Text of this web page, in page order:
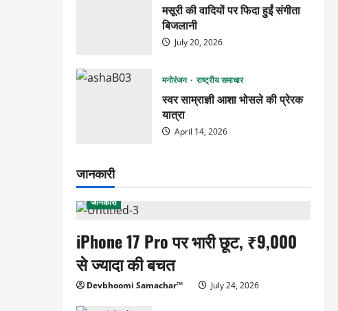
मसूरी की वादियों पर फिदा हुईं संगीता
बिजलानी
July 20, 2026
मनोरंजन राष्ट्रीय समाचार
स्वर साम्राज्ञी आशा भोसले की प्रेरक
यात्रा
April 14, 2026
जानकारी
जानकारी
iPhone 17 Pro पर भारी छूट, ₹9,000
से ज्यादा की बचत
Devbhoomi Samachar™ July 24, 2026